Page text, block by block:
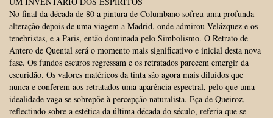
No final da década de 80 a pintura de Columbano sofreu uma profunda
alteração depois de uma viagem a Madrid, onde admirou Velázquez e os
tenebristas, e a Paris, então dominada pelo Simbolismo. O Retrato de
Antero de Quental será o momento mais significativo e inicial desta nova
fase. Os fundos escuros regressam e os retratados parecem emergir da
escuridão. Os valores matéricos da tinta são agora mais diluídos que
nunca e conferem aos retratados uma aparência espectral, pelo que uma
idealidade vaga se sobrepõe à percepção naturalista. Eça de Queiroz,
reflectindo sobre a estética da última década do século, referia que se